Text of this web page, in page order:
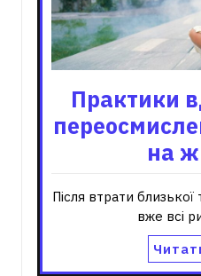
Практики
на
Після втрати
вже всі